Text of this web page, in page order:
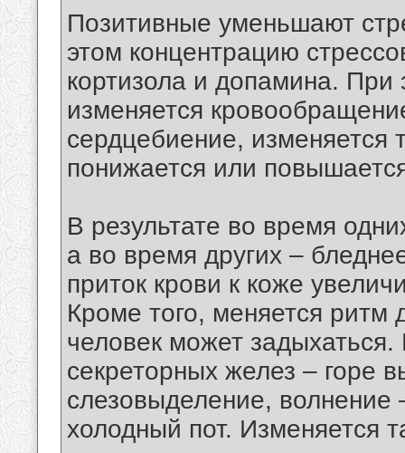
Позитивные уменьшают
этом концентрацию
кортизола и допамина.
изменяется
сердцебиение, изменяется
понижается или
В результате во время
а во время других –
приток крови к коже
Кроме того, меняется
человек может
секреторных желез – горе
слезовыделение, волнение
холодный пот. Изменяется